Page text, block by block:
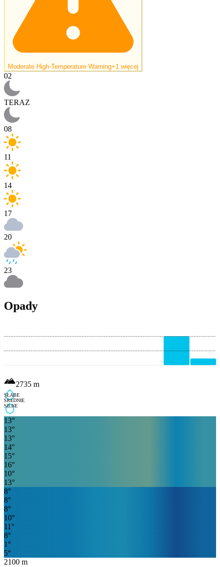
Moderate High-Temperature Warning+1 więcej
02
TERAZ
08
11
14
17
20
23
Opady
SŁABE
ŚREDNIE
SILNE
2735 m
13°
13°
13°
14°
15°
16°
10°
13°
8°
8°
8°
10°
11°
8°
1°
5°
2100 m